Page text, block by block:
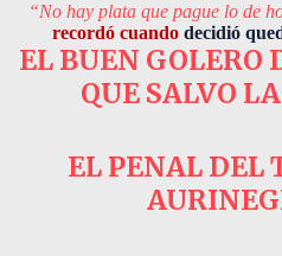
“No hay plata que pague lo de
recordó cuandodecidió
EL BUEN GOLERO
QUE SALVO
EL PENAL DEL